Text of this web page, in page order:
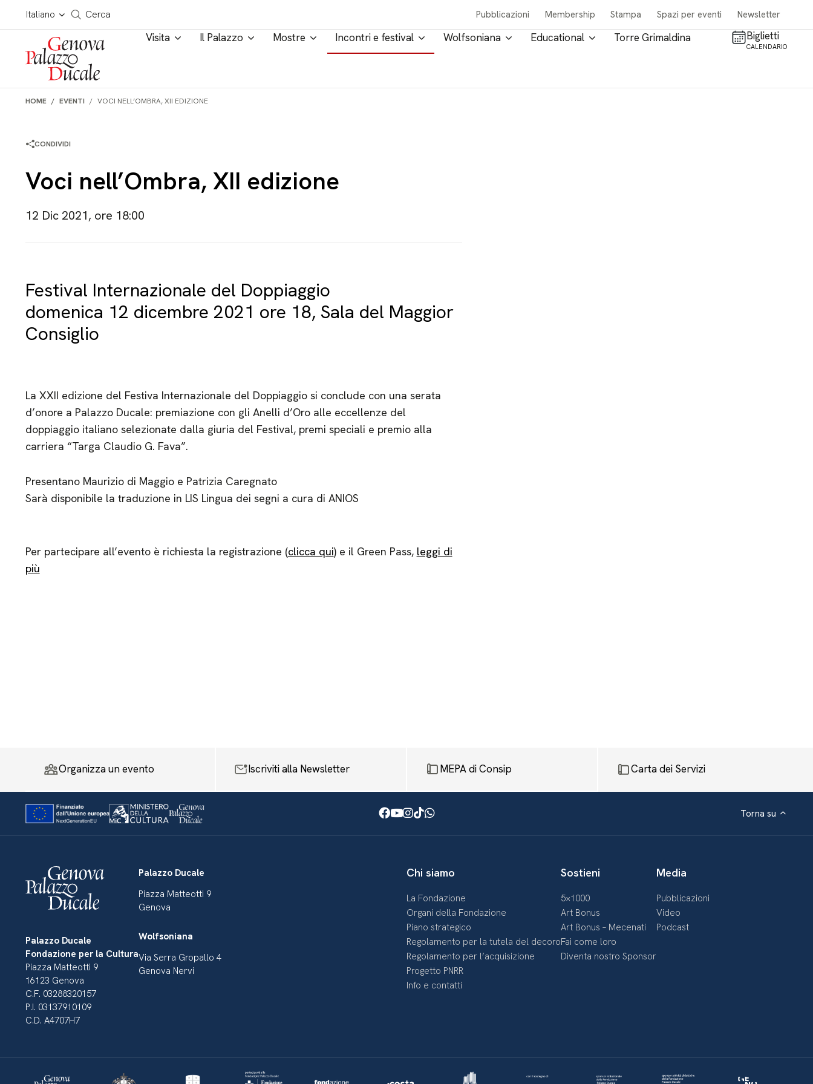
Salta al contenuto
Italiano
Cerca in tutto il sito
Cerca Pubblicazioni Membership Stampa Spazi per eventi Newsletter
Visita Il Palazzo Mostre Incontri e festival Wolfsoniana Educational Torre Grimaldina Biglietti
CALENDARIO
HOME EVENTI VOCI NELL’OMBRA, XII EDIZIONE
CONDIVIDI
Voci nell’Ombra, XII edizione
12 Dic 2021, ore 18:00
Festival Internazionale del Doppiaggio
domenica 12 dicembre 2021 ore 18, Sala del Maggior
Consiglio
La XXII edizione del Festiva Internazionale del Doppiaggio si conclude con una serata
d’onore a Palazzo Ducale: premiazione con gli Anelli d’Oro alle eccellenze del
doppiaggio italiano selezionate dalla giuria del Festival, premi speciali e premio alla
carriera “Targa Claudio G. Fava”.
Presentano Maurizio di Maggio e Patrizia Caregnato
Sarà disponibile la traduzione in LIS Lingua dei segni a cura di ANIOS
Per partecipare all’evento è richiesta la registrazione (clicca qui) e il Green Pass, leggi di
più
Organizza un evento Iscriviti alla Newsletter MEPA di Consip Carta dei Servizi
Facebook
Youtube
Instagram
TikTok
WhatsApp Torna su
Palazzo Ducale
Fondazione per la Cultura
Piazza Matteotti 9
16123 Genova
C.F. 03288320157
P.I. 03137910109
C.D. A4707H7
Palazzo Ducale
Piazza Matteotti 9
Genova
Wolfsoniana
Via Serra Gropallo 4
Genova Nervi
Chi siamo
La Fondazione
Organi della Fondazione
Piano strategico
Regolamento per la tutela del decoro
Regolamento per l’acquisizione
Progetto PNRR
Info e contatti
Sostieni
5×1000
Art Bonus
Art Bonus – Mecenati
Fai come loro
Diventa nostro Sponsor
Media
Pubblicazioni
Video
Podcast